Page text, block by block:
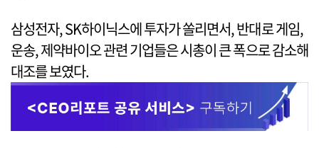
삼성전자, SK하이닉스에 투자가 쏠리면서, 반대로 게임,
운송, 제약바이오 관련 기업들은 시총이 큰 폭으로 감소해
대조를 보였다.